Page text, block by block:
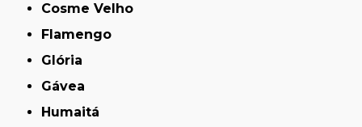
Cosme Velho
Flamengo
Glória
Gávea
Humaitá